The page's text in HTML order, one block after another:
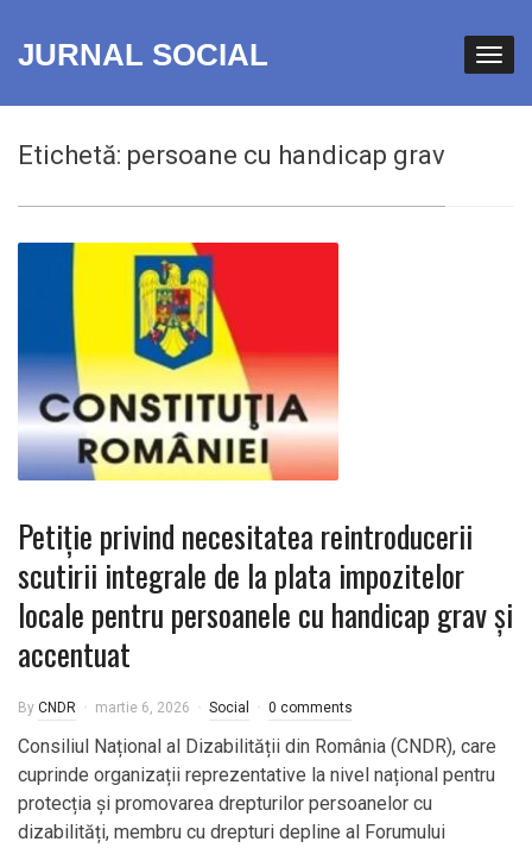
JURNAL SOCIAL
Etichetă: persoane cu handicap grav
Petiție privind necesitatea reintroducerii
scutirii integrale de la plata impozitelor
locale pentru persoanele cu handicap grav și
accentuat
By CNDR martie 6, 2026 Social 0 comments
Consiliul Național al Dizabilității din România (CNDR), care
cuprinde organizații reprezentative la nivel național pentru
protecția și promovarea drepturilor persoanelor cu
dizabilități, membru cu drepturi depline al Forumului